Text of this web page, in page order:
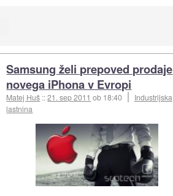
Samsung želi prepoved prodaje
novega iPhona v Evropi
Matej Huš ::21. sep 2011 ob 18:40
Industrijska
lastnina